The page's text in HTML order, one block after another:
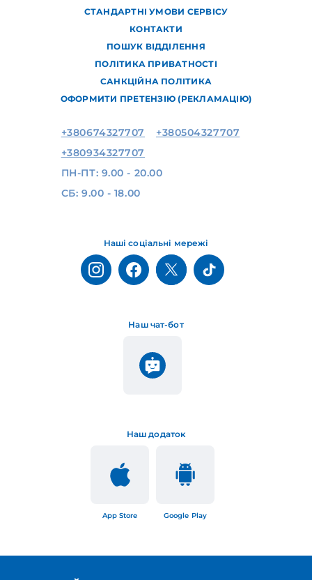
СТАНДАРТНІ УМОВИ СЕРВІСУ
КОНТАКТИ
ПОШУК ВІДДІЛЕННЯ
ПОЛІТИКА ПРИВАТНОСТІ
САНКЦІЙНА ПОЛІТИКА
ОФОРМИТИ ПРЕТЕНЗІЮ (РЕКЛАМАЦІЮ)
Наш додаток
App Store Google Play
Наш чат-бот
Наші соціальні мережі
+380674327707
+380504327707
+380934327707
ПН-ПТ: 9.00 - 20.00
СБ: 9.00 - 18.00